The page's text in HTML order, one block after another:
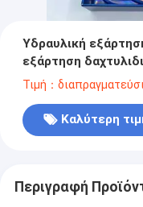
Υδραυλική
εξάρτηση
Τιμή：
Καλύτερη
Περιγραφή